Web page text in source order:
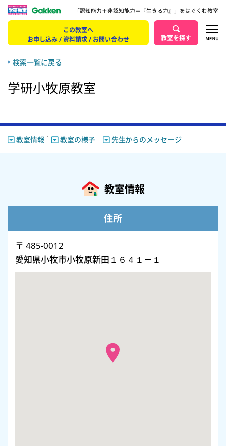
「認知能力＋非認知能力＝『生きる力』」をはぐくむ教室
この教室へ
お申し込み / 資料請求 / お問い合わせ
教室を探す
検索一覧に戻る
学研小牧原教室
教室情報 教室の様子 先生からのメッセージ
教室情報
住所
〒 485-0012
愛知県小牧市小牧原新田１６４１－１